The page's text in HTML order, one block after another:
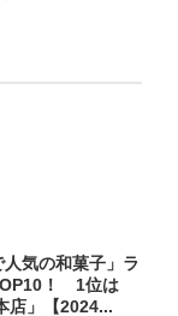
人気の和菓子」ラ
！ 1位は
店」【2024...